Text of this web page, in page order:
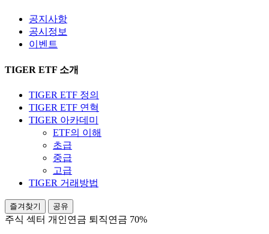
공지사항
공시정보
이벤트
TIGER ETF 소개
TIGER ETF 정의
TIGER ETF 연혁
TIGER 아카데미
ETF의 이해
초급
중급
고급
TIGER 거래방법
즐겨찾기 공유
주식 섹터 개인연금 퇴직연금 70%